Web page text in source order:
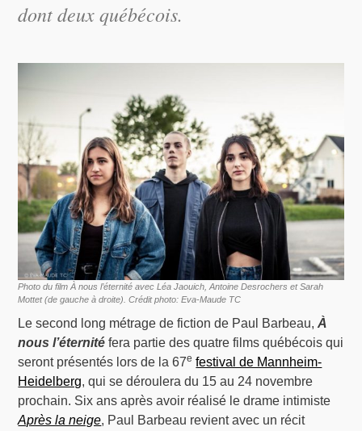
dont deux québécois.
Photo du film À nous l’éternité avec Léa Jaouich, Antoine Desrochers et Sarah
Mottet (de gauche à droite). Crédit photo: Eva-Maude TC
Le second long métrage de fiction de Paul Barbeau,À
nous l’éternité fera partie des quatre films québécois qui
seront présentés lors de la 67e festival de Mannheim-
Heidelberg, qui se déroulera du 15 au 24 novembre
prochain. Six ans après avoir réalisé le drame intimiste
Après la neige, Paul Barbeau revient avec un récit